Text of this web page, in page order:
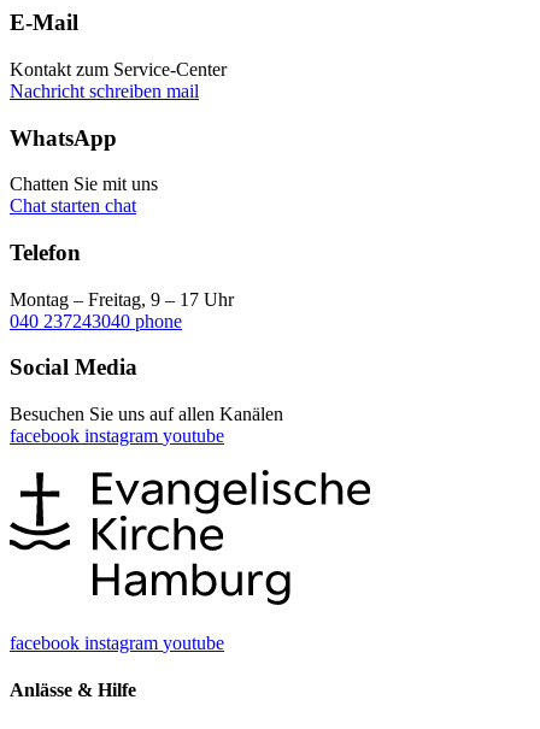
E-Mail
Kontakt zum Service-Center
Nachricht schreiben mail
WhatsApp
Chatten Sie mit uns
Chat starten chat
Telefon
Montag – Freitag, 9 – 17 Uhr
040 237243040 phone
Social Media
Besuchen Sie uns auf allen Kanälen
facebook instagram youtube
facebook instagram youtube
Anlässe & Hilfe